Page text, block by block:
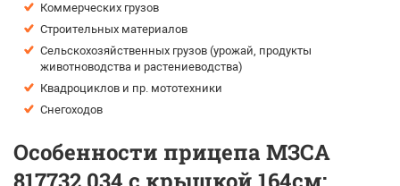
Коммерческих грузов
Строительных материалов
Сельскохозяйственных грузов (урожай, продукты
животноводства и растениеводства)
Квадроциклов и пр. мототехники
Снегоходов
Особенности прицепа МЗСА